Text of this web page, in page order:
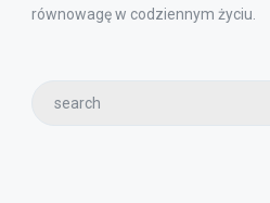
równowagę w codziennym życiu.